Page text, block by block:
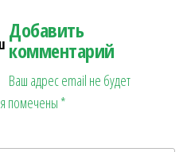
в
ит
Добавить
комментарий
Ваш адрес email не будет
помечены *